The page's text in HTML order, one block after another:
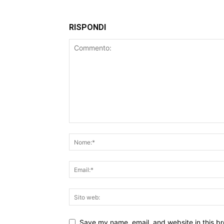
RISPONDI
Save my name, email, and website in this